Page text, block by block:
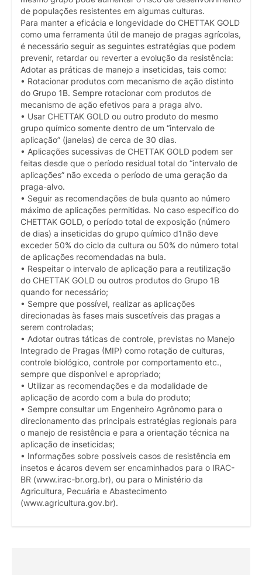
de populações resistentes em algumas culturas.
Para manter a eficácia e longevidade do CHETTAK GOLD
como uma ferramenta útil de manejo de pragas agrícolas,
é necessário seguir as seguintes estratégias que podem
prevenir, retardar ou reverter a evolução da resistência:
Adotar as práticas de manejo a inseticidas, tais como:
• Rotacionar produtos com mecanismo de ação distinto
do Grupo 1B. Sempre rotacionar com produtos de
mecanismo de ação efetivos para a praga alvo.
• Usar CHETTAK GOLD ou outro produto do mesmo
grupo químico somente dentro de um “intervalo de
aplicação” (janelas) de cerca de 30 dias.
• Aplicações sucessivas de CHETTAK GOLD podem ser
feitas desde que o período residual total do “intervalo de
aplicações” não exceda o período de uma geração da
praga-alvo.
• Seguir as recomendações de bula quanto ao número
máximo de aplicações permitidas. No caso específico do
CHETTAK GOLD, o período total de exposição (número
de dias) a inseticidas do grupo químico d1não deve
exceder 50% do ciclo da cultura ou 50% do número total
de aplicações recomendadas na bula.
• Respeitar o intervalo de aplicação para a reutilização
do CHETTAK GOLD ou outros produtos do Grupo 1B
quando for necessário;
• Sempre que possível, realizar as aplicações
direcionadas às fases mais suscetíveis das pragas a
serem controladas;
• Adotar outras táticas de controle, previstas no Manejo
Integrado de Pragas (MIP) como rotação de culturas,
controle biológico, controle por comportamento etc.,
sempre que disponível e apropriado;
• Utilizar as recomendações e da modalidade de
aplicação de acordo com a bula do produto;
• Sempre consultar um Engenheiro Agrônomo para o
direcionamento das principais estratégias regionais para
o manejo de resistência e para a orientação técnica na
aplicação de inseticidas;
• Informações sobre possíveis casos de resistência em
insetos e ácaros devem ser encaminhados para o IRAC-
BR (www.irac-br.org.br), ou para o Ministério da
Agricultura, Pecuária e Abastecimento
(www.agricultura.gov.br).